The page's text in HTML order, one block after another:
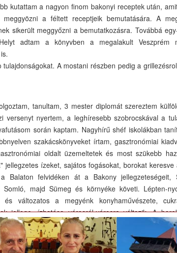
kutattam a nagyon finom bakonyi receptek után,
a féltett receptjeik bemutatására. A
sikerült meggyőzni a bemutatkozásra. Továbbá
adtam a könyvben a megalakult Veszprém
A mostani részben pedig a
tanultam, 3 mester diplomát szereztem
versenyt nyertem, a leghíresebb szobrocskával a
során kaptam. Nagyhírű shéf iskolákban
szakácskönyveket írtam, gasztronómiai
oldalt üzemeltetek és most szükebb
jellegzetes ízeket, sajátos fogásokat, borokat
Balaton felvidéken át a Bakony jellegzeteségeit,
Somló, majd Sümeg és környéke követi. Lépten-
és változatos a megyénk konyhaművészete,
jellege, ízhatása városról-városra változik. A
könyvben főként az egyéni vonásokat,
főként azt mutatom be szövegben, képekben,
jellegzetessége. Természetesen sok